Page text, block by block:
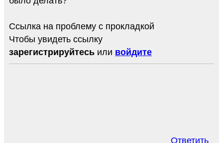
Ссылка на проблему с прокладкой
Чтобы увидеть ссылку
зарегистрируйтесь или войдите
Ответить